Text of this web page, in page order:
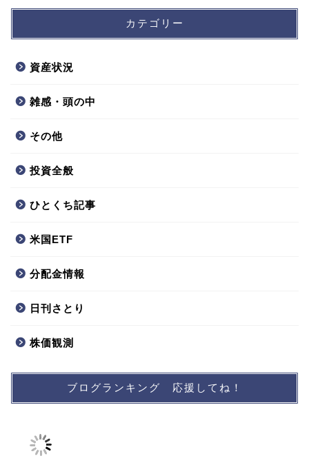
カテゴリー
資産状況
雑感・頭の中
その他
投資全般
ひとくち記事
米国ETF
分配金情報
日刊さとり
株価観測
ブログランキング 応援してね！